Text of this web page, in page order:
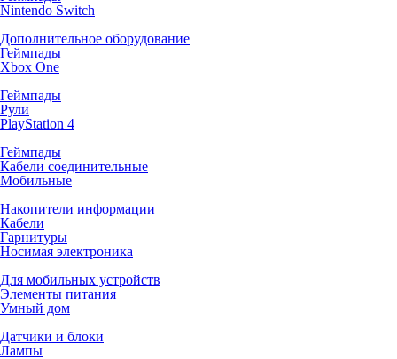
Nintendo Switch
Дополнительное оборудование
Геймпады
Xbox One
Геймпады
Рули
PlayStation 4
Геймпады
Кабели соединительные
Мобильные
Накопители информации
Кабели
Гарнитуры
Носимая электроника
Для мобильных устройств
Элементы питания
Умный дом
Датчики и блоки
Лампы